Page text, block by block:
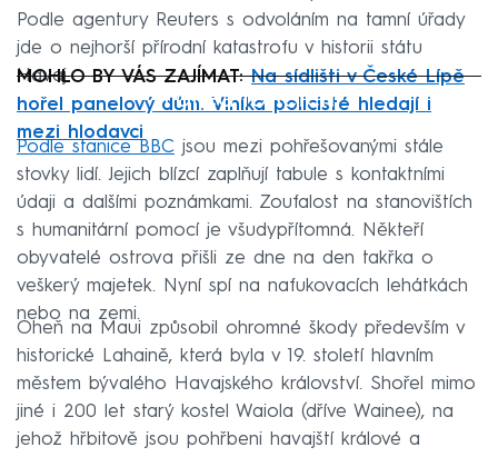
Podle agentury Reuters s odvoláním na tamní úřady
jde o nejhorší přírodní katastrofu v historii státu
Havaj.
Failed to fetch
MOHLO BY VÁS ZAJÍMAT:Na sídlišti v České Lípě
hořel panelový dům. Viníka policisté hledají i
mezi hlodavci
Podle stanice BBC jsou mezi pohřešovanými stále
stovky lidí. Jejich blízcí zaplňují tabule s kontaktními
údaji a dalšími poznámkami. Zoufalost na stanovištích
s humanitární pomocí je všudypřítomná. Někteří
obyvatelé ostrova přišli ze dne na den takřka o
veškerý majetek. Nyní spí na nafukovacích lehátkách
nebo na zemi.
Oheň na Maui způsobil ohromné škody především v
historické Lahaině, která byla v 19. století hlavním
městem bývalého Havajského království. Shořel mimo
jiné i 200 let starý kostel Waiola (dříve Wainee), na
jehož hřbitově jsou pohřbeni havajští králové a